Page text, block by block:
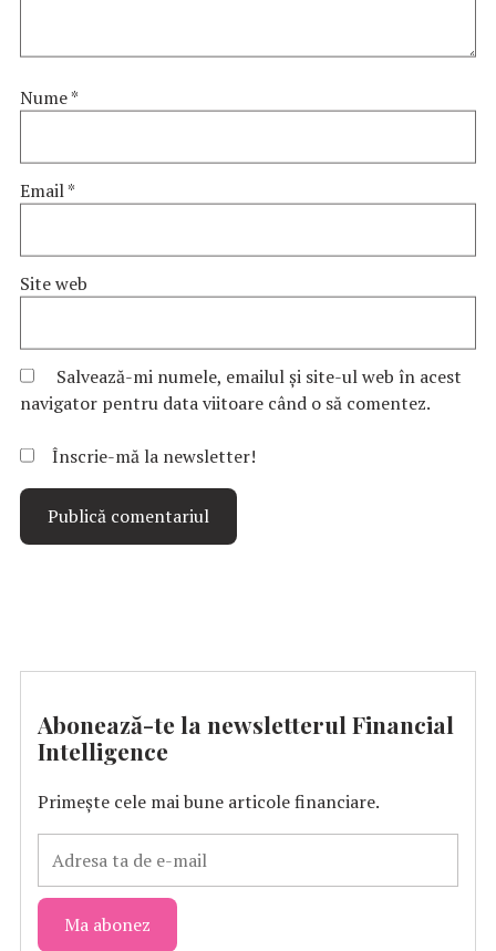
Nume*
Email*
Site web
Salvează-mi numele, emailul și site-ul web în acest
navigator pentru data viitoare când o să comentez.
Înscrie-mă la newsletter!
Abonează-te la newsletterul Financial
Intelligence
Primește cele mai bune articole financiare.